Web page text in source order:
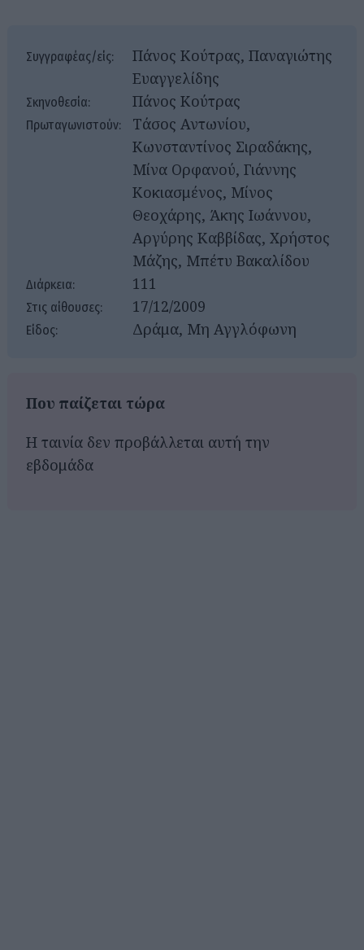
Συγγραφέας/είς:
Πάνος Κούτρας, Παναγιώτης
Ευαγγελίδης
Σκηνοθεσία: Πάνος Κούτρας
Πρωταγωνιστούν:
Τάσος Αντωνίου,
Κωνσταντίνος Σιραδάκης,
Μίνα Ορφανού, Γιάννης
Κοκιασμένος, Μίνος
Θεοχάρης, Άκης Ιωάννου,
Αργύρης Καββίδας, Χρήστος
Μάζης, Μπέτυ Βακαλίδου
Διάρκεια: 111
Στις αίθουσες: 17/12/2009
Είδος: Δράμα, Μη Αγγλόφωνη
Που παίζεται τώρα
Η ταινία δεν προβάλλεται αυτή την
εβδομάδα